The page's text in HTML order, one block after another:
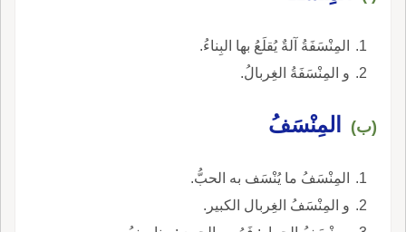
المِنْسَفَةُ آلةٌ يُقلَعُ بها البِناءُ.
و المِنْسَفَةُ الغِربالُ.
(ب) المِنْسَفُ
المِنْسَفُ ما يُنْسَف به الحبُّ.
و المِنْسَفُ الغِربال الكبير.